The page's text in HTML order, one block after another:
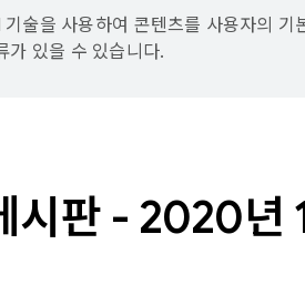
술을 사용하여 콘텐츠를 사용자의 기
가 있을 수 있습니다.
시판 - 2020년